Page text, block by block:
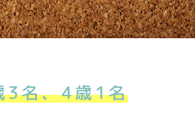
3名、4歳1名